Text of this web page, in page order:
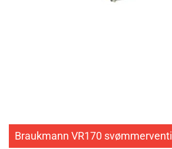
Braukmann VR170 svømmerventil